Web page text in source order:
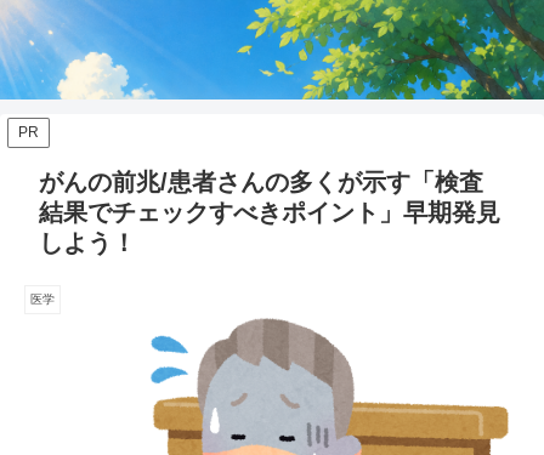
PR
がんの前兆/患者さんの多くが示す「検査
結果でチェックすべきポイント」早期発見
しよう！
医学